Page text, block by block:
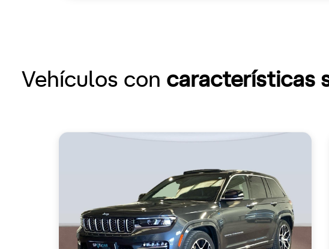
Vehículos con características